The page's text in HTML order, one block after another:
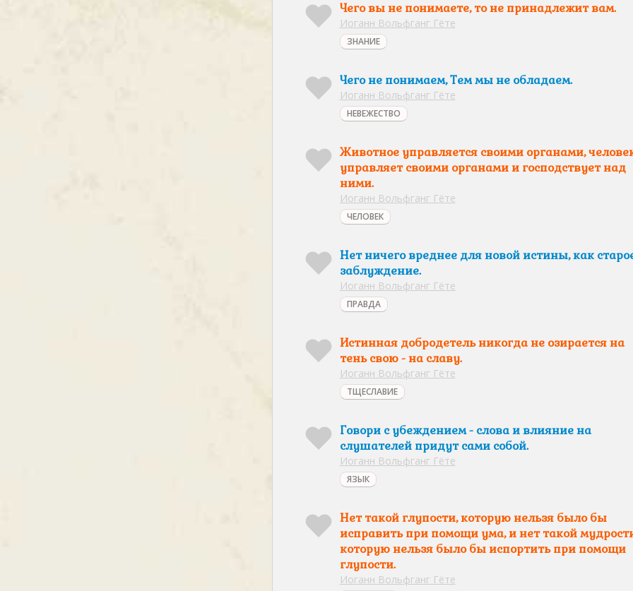
Чего вы не понимаете, то не принадлежит вам.
Иоганн Вольфганг Гёте
ЗНАНИЕ
Чего не понимаем, Тем мы не обладаем.
Иоганн Вольфганг Гёте
НЕВЕЖЕСТВО
Животное управляется своими органами,
управляет своими органами и господствует над
ними.
Иоганн Вольфганг Гёте
ЧЕЛОВЕК
Нет ничего вреднее для новой истины, как
заблуждение.
Иоганн Вольфганг Гёте
ПРАВДА
Истинная добродетель никогда не озирается на
тень свою - на славу.
Иоганн Вольфганг Гёте
ТЩЕСЛАВИЕ
Говори с убеждением - слова и влияние на
слушателей придут сами собой.
Иоганн Вольфганг Гёте
ЯЗЫК
Нет такой глупости, которую нельзя было бы
исправить при помощи ума, и нет такой
которую нельзя было бы испортить при помощи
глупости.
Иоганн Вольфганг Гёте